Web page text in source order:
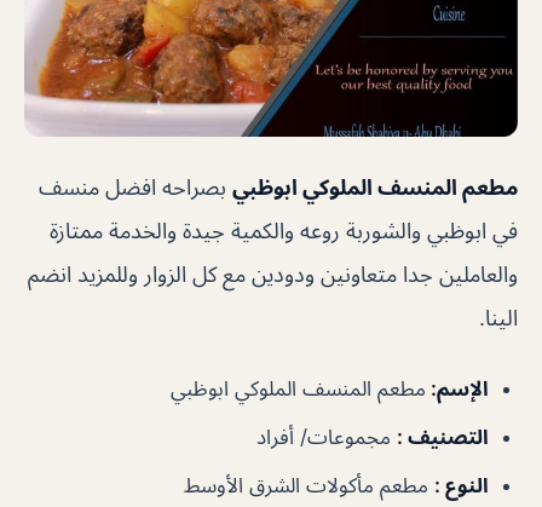
مطعم المنسف الملوكي ابوظبي بصراحه افضل منسف
في ابوظبي والشوربة روعه والكمية جيدة والخدمة ممتازة
والعاملين جدا متعاونين ودودين مع كل الزوار وللمزيد انضم
الينا.
الإسم: مطعم المنسف الملوكي ابوظبي
التصنيف : مجموعات/ أفراد
النوع : مطعم مأكولات الشرق الأوسط